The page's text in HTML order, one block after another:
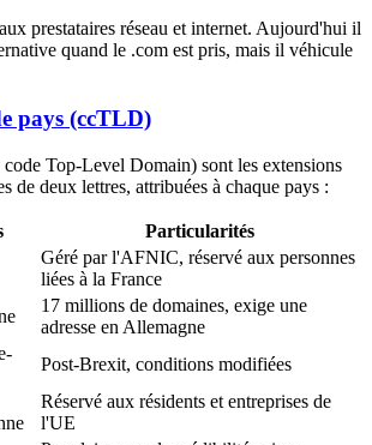
prestataires réseau et internet. Aujourd'hui il
quand le .com est pris, mais il véhicule
pays (ccTLD)
Top-Level Domain) sont les extensions
de deux lettres, attribuées à chaque pays :
Particularités
Géré par l'AFNIC, réservé aux personnes
liées à la France
17 millions de domaines, exige une
adresse en Allemagne
Post-Brexit, conditions modifiées
Réservé aux résidents et entreprises de
l'UE